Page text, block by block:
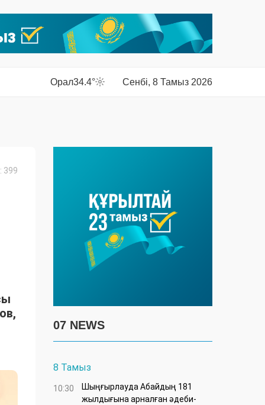
Орал34.4° Сенбі, 8 Тамыз 2026
399
07 NEWS
8 Тамыз
10:30
Шыңғырлауда Абайдың 181
жылдығына арналған әдеби-